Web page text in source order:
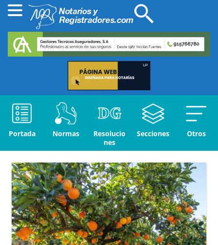
Portada Normas
Resolucio
nes
Secciones Otros